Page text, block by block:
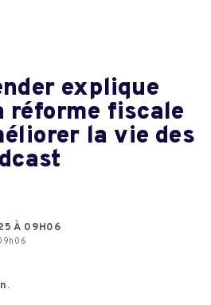
explique
réforme fiscale
la vie des
À 09H06